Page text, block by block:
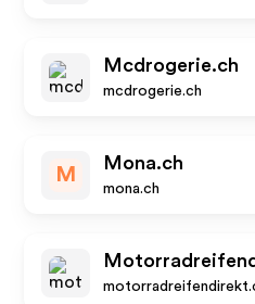
Mcdrogerie.ch
mcdrogerie.ch
M
Mona.ch
mona.ch